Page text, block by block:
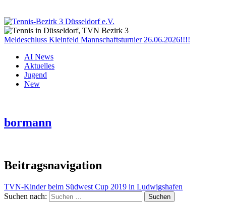
Meldeschluss Kleinfeld Mannschaftsturnier 26.06.2026!!!!
AI News
Aktuelles
Jugend
New
bormann
Beitragsnavigation
TVN-Kinder beim Südwest Cup 2019 in Ludwigshafen
Suchen nach: